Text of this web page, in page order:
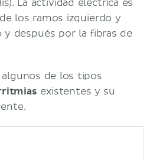
La actividad eléctrica es
los ramos izquierdo y
y después por la fibras de
de los tipos
existentes y su